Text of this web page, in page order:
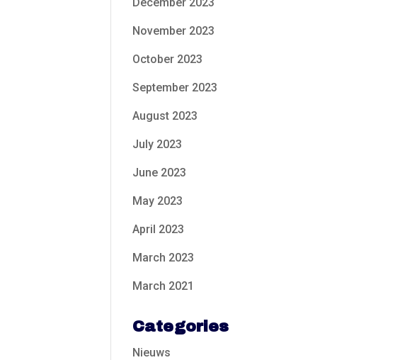
November 2023
October 2023
September 2023
August 2023
July 2023
June 2023
May 2023
April 2023
March 2023
March 2021
Categories
Nieuws